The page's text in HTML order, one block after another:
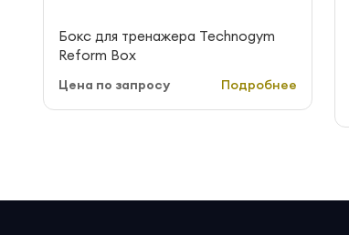
Бокс для тренажера Technogym
Reform Box
Цена по запросу Подробнее